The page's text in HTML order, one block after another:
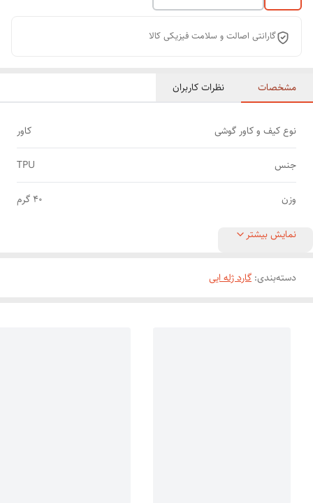
گارانتی اصالت و سلامت فیزیکی کالا
مشخصات نظرات کاربران
نوع کیف و کاور گوشی کاور
جنس TPU
وزن 40 گرم
نمایش بیشتر
دسته‌بندی: گارد ژله ایی